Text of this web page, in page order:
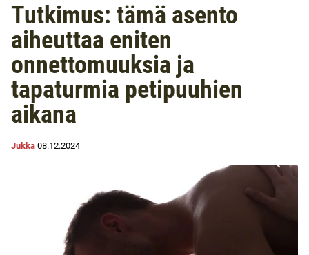
Tutkimus: tämä asento
aiheuttaa eniten
onnettomuuksia ja
tapaturmia petipuuhien
aikana
Jukka 08.12.2024